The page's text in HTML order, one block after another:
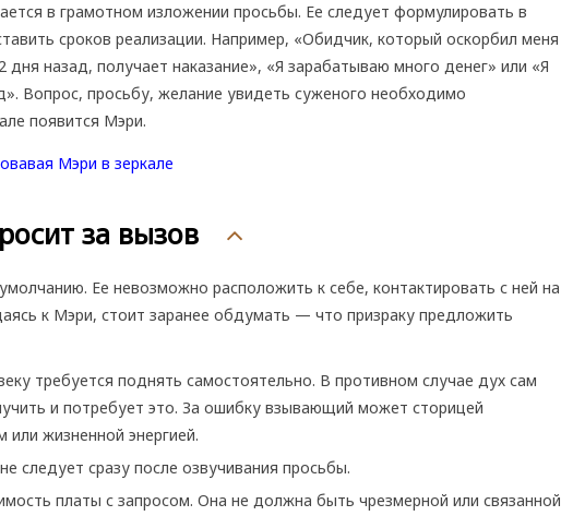
в грамотном изложении просьбы. Ее следует формулировать в
сроков реализации. Например, «Обидчик, который оскорбил меня
дня назад, получает наказание», «Я зарабатываю много денег» или «Я
Вопрос, просьбу, желание увидеть суженого необходимо
появится Мэри.
за вызов
Ее невозможно расположить к себе, контактировать с ней на
к Мэри, стоит заранее обдумать — что призраку предложить
требуется поднять самостоятельно. В противном случае дух сам
и потребует это. За ошибку взывающий может сторицей
или жизненной энергией.
следует сразу после озвучивания просьбы.
платы с запросом. Она не должна быть чрезмерной или связанной